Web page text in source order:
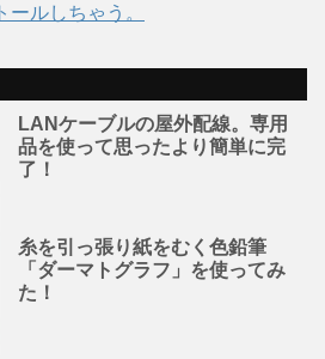
ルしちゃう。
LANケーブルの屋外配線。専用
品を使って思ったより簡単に完
了！
糸を引っ張り紙をむく色鉛筆
「ダーマトグラフ」を使ってみ
た！